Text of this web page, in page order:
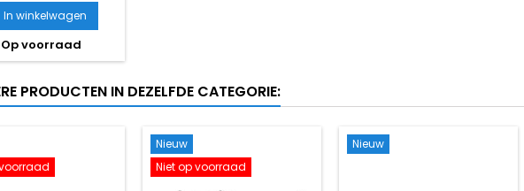
voor hi-caps,
en standaard
Geen
recht
In winkelwagen
Op voorraad
PRODUCTEN IN DEZELFDE CATEGORIE:
Nieuw
Niet op voorraad
Nieuw